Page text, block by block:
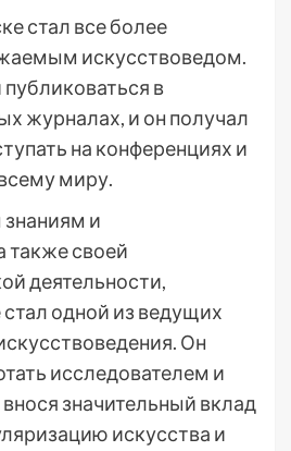
стал все более
искусствоведом.
в
журналах, и он получал
на конференциях и
миру.
и
также своей
деятельности,
одной из ведущих
Он
исследователем и
значительный вклад
искусства и